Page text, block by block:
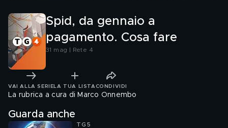
Spid, da gennaio a
pagamento. Cosa fare
31 mag | Rete 4
VAI ALLA SERIE LA TUA LISTA CONDIVIDI
La rubrica a cura di Marco Onnembo
Guarda anche
TG5